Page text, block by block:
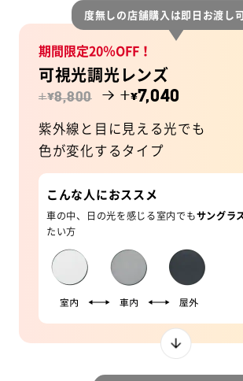
度無しの店舗購入は即日お渡し
期間限定20％OFF！
可視光調光レンズ
+¥8,800 → +¥7,040
紫外線と目に見える光でも
色が変化するタイプ
こんな人におススメ
車の中、日の光を感じる室内でもサングラ
たい方